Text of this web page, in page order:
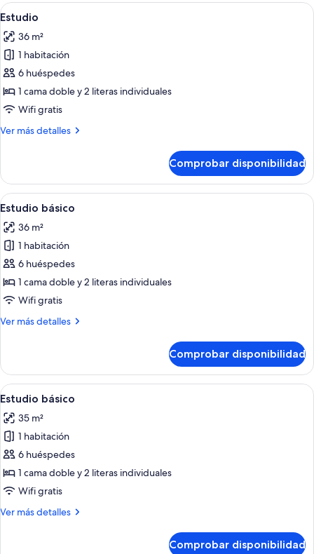
Abrir
todas
las
fotos
de
Estudio
Un abanico negro con una etiqueta,
19
Estudio
36 m²
1 habitación
6 huéspedes
1 cama doble y 2 literas individuales
Wifi gratis
Ver más detalles
Más
Comprobar disponibilidad
Abrir
todas
las
fotos
de
Estudio
básico
Un dormitorio con literas y una cama
41
Estudio básico
36 m²
1 habitación
6 huéspedes
1 cama doble y 2 literas individuales
Wifi gratis
Ver más detalles
Más
básico
Comprobar disponibilidad
Abrir
todas
las
fotos
de
Estudio
básico
Un dormitorio con literas, una
29
Estudio básico
35 m²
1 habitación
6 huéspedes
1 cama doble y 2 literas individuales
Wifi gratis
Ver más detalles
Más
Comprobar disponibilidad